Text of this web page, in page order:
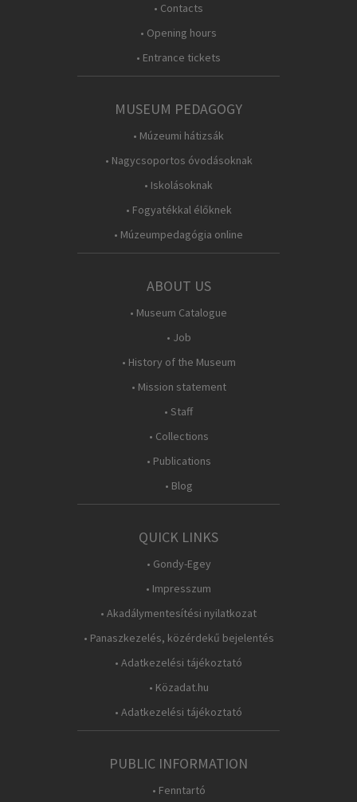
• Contacts
• Opening hours
• Entrance tickets
MUSEUM PEDAGOGY
• Múzeumi hátizsák
• Nagycsoportos óvodásoknak
• Iskolásoknak
• Fogyatékkal élőknek
• Múzeumpedagógia online
ABOUT US
• Museum Catalogue
• Job
• History of the Museum
• Mission statement
• Staff
• Collections
• Publications
• Blog
QUICK LINKS
• Gondy-Egey
• Impresszum
• Akadálymentesítési nyilatkozat
• Panaszkezelés, közérdekű bejelentés
• Adatkezelési tájékoztató
• Közadat.hu
• Adatkezelési tájékoztató
PUBLIC INFORMATION
• Fenntartó